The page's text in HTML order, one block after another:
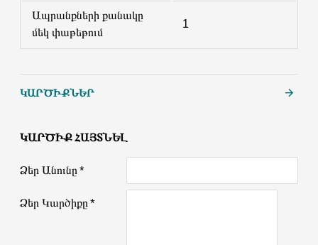
Ապրանքների քանակը
մեկ փաթեթում
1
ԿԱՐԾԻՔՆԵՐ
ԿԱՐԾԻՔ ՀԱՅՏՆԵԼ
Ձեր Անունը
Ձեր Կարծիքը